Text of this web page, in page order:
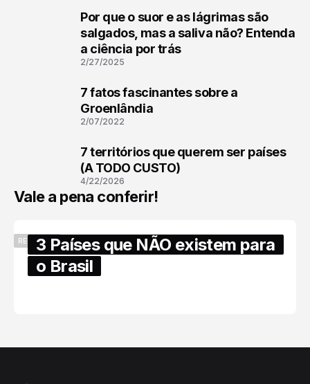
Por que o suor e as lágrimas são
salgados, mas a saliva não? Entenda
a ciência por trás
2/27/2025
7 fatos fascinantes sobre a
Groenlândia
2/07/2022
7 territórios que querem ser países
(A TODO CUSTO)
4/22/2026
Vale a pena conferir!
RECENTES3 Países que NÃO existem para
o Brasil